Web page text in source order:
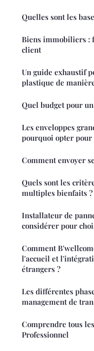
Quelles sont les
Biens immobiliers :
client
Un guide exhaustif
plastique de
Quel budget pour
Les enveloppes
pourquoi opter
Comment envoyer
Quels sont les
multiples bienfaits ?
Installateur de
considérer pour
Comment
l'accueil et
étrangers ?
Les différentes
management de
Comprendre tous
Professionnel